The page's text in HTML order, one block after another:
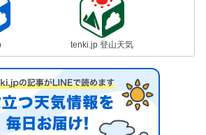
tenki.jp 登山天気